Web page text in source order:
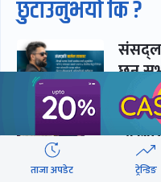
छुटाउनुभयो कि ?
छन्
ताजा अपडेट ट्रेन्डिङ